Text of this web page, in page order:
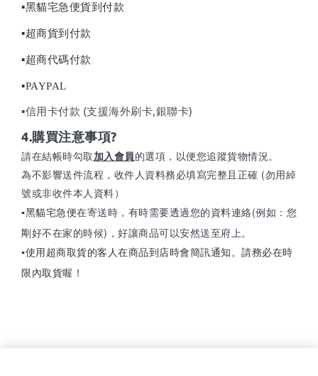
▪黑貓宅急便貨到付款
▪超商貨到付款
▪超商代碼付款
▪PAYPAL
​▪信用卡付款 (支援海外刷卡,銀聯卡)
4.購買注意事項?
請在結帳時勾取 加入會員的選項 ， 以便您追蹤貨物情況。
為不影響送件流程，收件人資料務必填寫完整且正確 (勿用綽
號或非收件本人資料）
▪黑貓宅急便在寄送時，有時需要透過您的資料連絡(例如：您
剛好不在家的時候)，好讓商品可以安然送至府上。
▪使用超商取貨的客人在商品到店時會簡訊通知。請務必在時
限內取貨喔！